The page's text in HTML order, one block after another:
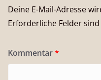
Deine E-Mail-Adresse
Erforderliche Felder
Kommentar*